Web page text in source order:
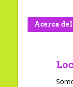
Acerca